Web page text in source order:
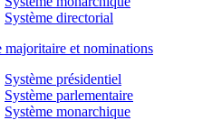
Système directorial
majoritaire et nominations
Système présidentiel
Système parlementaire
Système monarchique